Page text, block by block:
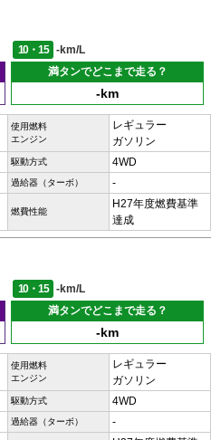
10・15
-km/L
満タンでどこまで走る？
-km
使用燃料
エンジン
レギュラー
ガソリン
駆動方式 4WD
過給器（ターボ） -
燃費性能
H27年度燃費基準
達成
10・15
-km/L
満タンでどこまで走る？
-km
使用燃料
エンジン
レギュラー
ガソリン
駆動方式 4WD
過給器（ターボ）
-